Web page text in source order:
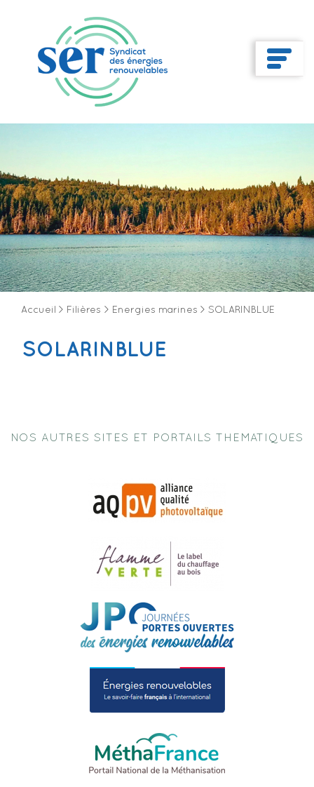
Accueil > Filières > Energies marines > SOLARINBLUE
SOLARINBLUE
NOS AUTRES SITES ET PORTAILS THEMATIQUES